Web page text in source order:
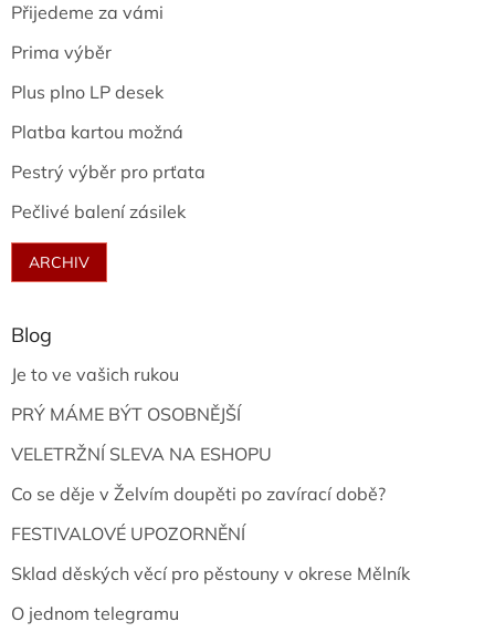
Přijedeme za vámi
Prima výběr
Plus plno LP desek
Platba kartou možná
Pestrý výběr pro prťata
Pečlivé balení zásilek
ARCHIV
Blog
Je to ve vašich rukou
PRÝ MÁME BÝT OSOBNĚJŠÍ
VELETRŽNÍ SLEVA NA ESHOPU
Co se děje v Želvím doupěti po zavírací době?
FESTIVALOVÉ UPOZORNĚNÍ
Sklad děských věcí pro pěstouny v okrese Mělník
O jednom telegramu